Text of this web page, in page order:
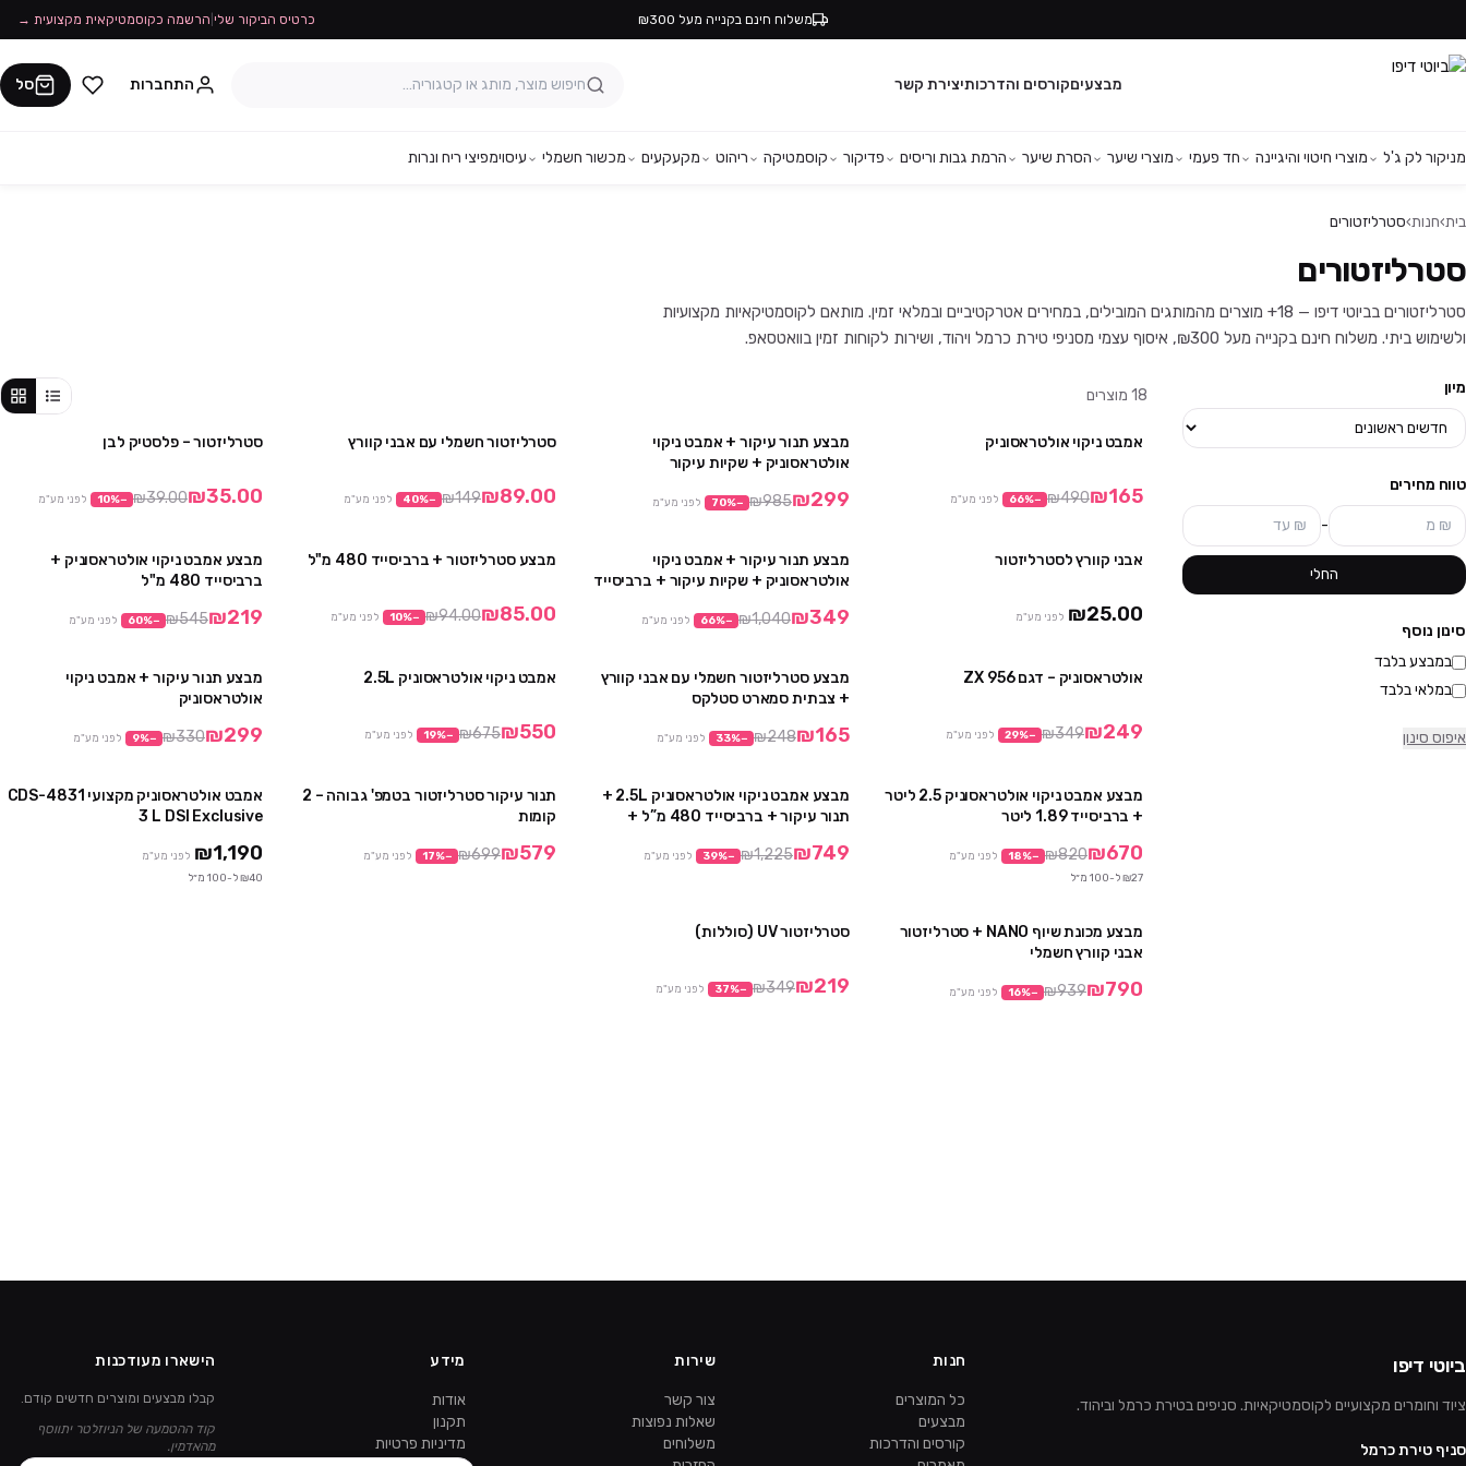
משלוח חינם בקנייה מעל ₪300 כרטיס הביקור שלי הרשמה כקוסמטיקאית מקצועית →
מבצעיםקורסים והדרכותיצירת קשר התחברות סל
מניקור לק ג'ל מוצרי חיטוי והיגיינה חד פעמי מוצרי שיער הסרת שיער הרמת גבות וריסים פדיקור קוסמטיקה ריהוט מקעקעים מכשור חשמלי עיסוימפיצי ריח ונרות
בית›חנות›סטרליזטורים
סטרליזטורים
סטרליזטורים בביוטי דיפו — 18+ מוצרים מהמותגים המובילים, במחירים אטרקטיביים ובמלאי זמין. מותאם לקוסמטיקאיות מקצועיות
ולשימוש ביתי. משלוח חינם בקנייה מעל ₪300, איסוף עצמי מסניפי טירת כרמל ויהוד, ושירות לקוחות זמין בוואטסאפ.
מיון
טווח מחירים
-
החלי
סינון נוסף
במבצע בלבד
במלאי בלבד
איפוס סינון
18 מוצרים
אמבט ניקוי אולטראסוניק
₪165
₪490
−
66% לפני מע"מ
מבצע תנור עיקור + אמבט ניקוי
אולטראסוניק + שקיות עיקור
₪299
₪985
−
70% לפני מע"מ
סטרליזטור חשמלי עם אבני קוורץ
₪89.00
₪149
−
40% לפני מע"מ
סטרליזטור – פלסטיק לבן
₪35.00
₪39.00
−
10% לפני מע"מ
אבני קוורץ לסטרליזטור
₪25.00 לפני מע"מ
מבצע
מבצע תנור עיקור + אמבט ניקוי
אולטראסוניק + שקיות עיקור + ברביסייד
₪349
₪1,040
−
66% לפני מע"מ
מבצע סטרליזטור + ברביסייד 480 מ"ל
₪85.00
₪94.00
−
10% לפני מע"מ
מבצע אמבט ניקוי אולטראסוניק +
ברביסייד 480 מ"ל
₪219
₪545
−
60% לפני מע"מ
אולטראסוניק – דגם 956 ZX
₪249
₪349
−
29% לפני מע"מ
מבצע סטרליזטור חשמלי עם אבני קוורץ
+ צבתית סמארט סטלקס
₪165
₪248
−
33% לפני מע"מ
אמבט ניקוי אולטראסוניק 2.5L
₪550
₪675
−
19% לפני מע"מ
מבצע תנור עיקור + אמבט ניקוי
אולטראסוניק
₪299
₪330
−
9% לפני מע"מ
מבצע אמבט ניקוי אולטראסוניק 2.5 ליטר
+ ברביסייד 1.89 ליטר
₪670
₪820
−
18%
לפני מע"מ
₪27 ל-100 מ״ל
מבצע
מבצע אמבט ניקוי אולטראסוניק 2.5L +
תנור עיקור + ברביסייד 480 מ”ל +
₪749
₪1,225
−
39% לפני מע"מ
תנור עיקור סטרליזטור בטמפ' גבוהה – 2
קומות
₪579
₪699
−
17% לפני מע"מ
אמבט אולטראסוניק מקצועי CDS-4831
3 L DSI Exclusive
₪1,190 לפני מע"מ
₪40 ל-100 מ״ל
מבצע מכונת שיוף NANO + סטרליזטור
אבני קוורץ חשמלי
₪790
₪939
−
16% לפני מע"מ
סטרליזטור UV (סוללות)
₪219
₪349
−
37% לפני מע"מ
ביוטי דיפו
ציוד וחומרים מקצועיים לקוסמטיקאיות. סניפים בטירת כרמל וביהוד.
סניף טירת כרמל
חנות
כל המוצרים
מבצעים
קורסים והדרכות
שירות
צור קשר
שאלות נפוצות
משלוחים
מידע
אודות
תקנון
מדיניות פרטיות
הישארו מעודכנות
קבלו מבצעים ומוצרים חדשים קודם.
קוד ההטמעה של הניוזלטר יתווסף
מהאדמין.